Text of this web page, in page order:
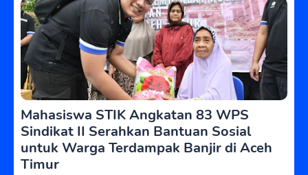
Mahasiswa STIK Angkatan 83 WPS
Sindikat II Serahkan Bantuan Sosial
untuk Warga Terdampak Banjir di Aceh
Timur